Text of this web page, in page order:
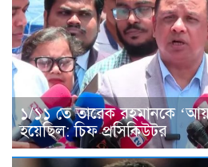
১/১১ তে তারেক রহমানকে
হয়েছিল: চিফ প্রসিকিউটর